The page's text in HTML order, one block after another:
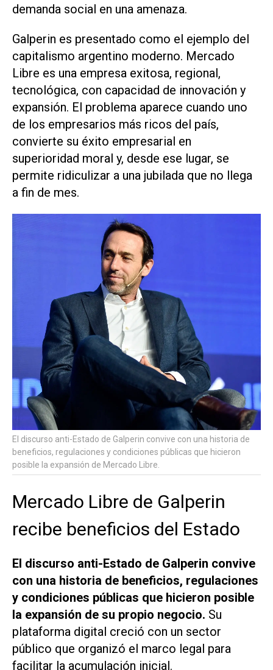
demanda social en una amenaza.
Galperin es presentado como el ejemplo del
capitalismo argentino moderno. Mercado
Libre es una empresa exitosa, regional,
tecnológica, con capacidad de innovación y
expansión. El problema aparece cuando uno
de los empresarios más ricos del país,
convierte su éxito empresarial en
superioridad moral y, desde ese lugar, se
permite ridiculizar a una jubilada que no llega
a fin de mes.
El discurso anti-Estado de Galperin convive con una historia de
beneficios, regulaciones y condiciones públicas que hicieron
posible la expansión de Mercado Libre.
Mercado Libre de Galperin
recibe beneficios del Estado
El discurso anti-Estado de Galperin convive
con una historia de beneficios, regulaciones
y condiciones públicas que hicieron posible
la expansión de su propio negocio. Su
plataforma digital creció con un sector
público que organizó el marco legal para
facilitar la acumulación inicial.